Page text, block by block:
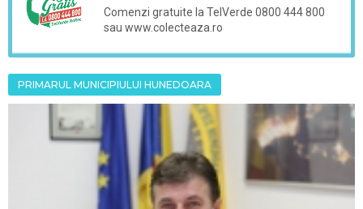
Comenzi gratuite la TelVerde 0800 444 800
sau www.colecteaza.ro
PRIMARUL MUNICIPIULUI HUNEDOARA